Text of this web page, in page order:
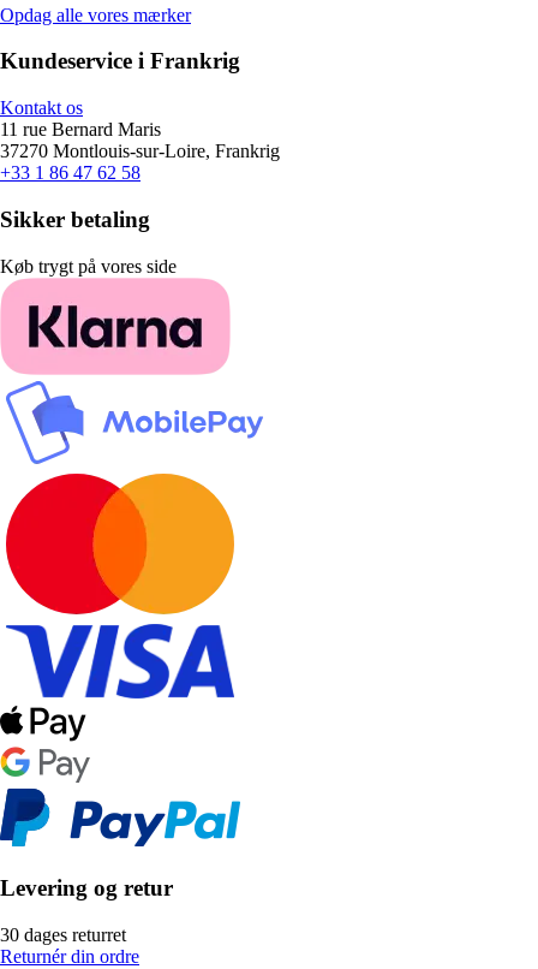
Opdag alle vores mærker
Kundeservice i Frankrig
Kontakt os
11 rue Bernard Maris
37270 Montlouis-sur-Loire, Frankrig
+33 1 86 47 62 58
Sikker betaling
Køb trygt på vores side
Levering og retur
30 dages returret
Returnér din ordre